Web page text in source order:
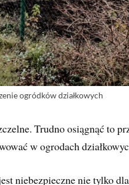
ogródków działkowych
Trudno osiągnąć to
w ogrodach
niebezpieczne nie tylko